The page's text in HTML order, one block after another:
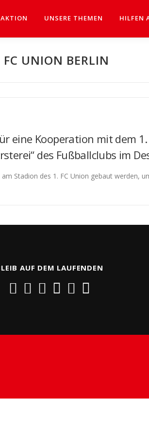
UNSERE THEMEN HILFEN
FC UNION BERLIN
eine Kooperation mit dem
des Fußballclubs im
Stadion des 1. FC Union gebaut werden,
AUF DEM LAUFENDEN